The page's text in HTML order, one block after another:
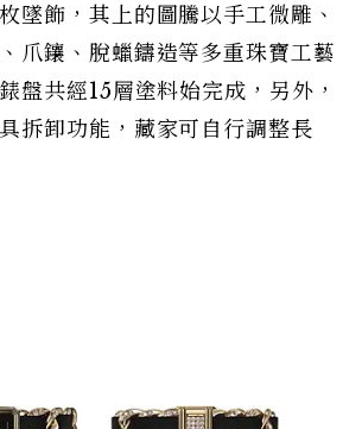
墜飾，其上的圖騰以手工微雕、
爪鑲、脫蠟鑄造等多重珠寶工藝
盤共經15層塗料始完成，另外，
拆卸功能，藏家可自行調整長